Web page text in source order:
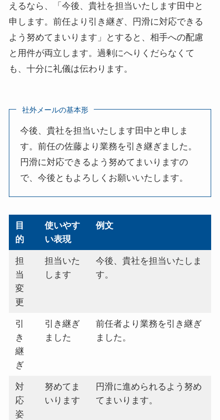
えるなら、「今後、貴社を担当いたします田中と
申します。前任より引き継ぎ、円滑に対応できる
よう努めてまいります」とすると、相手への配慮
と用件が両立します。過剰にへりくだらなくて
も、十分に礼儀は伝わります。
社外メールの基本形
今後、貴社を担当いたします田中と申しま
す。前任の佐藤より業務を引き継ぎました。
円滑に対応できるよう努めてまいりますの
で、今後ともよろしくお願いいたします。
目
的
使いやす
い表現
例文
担
当
変
更
担当いた
します
今後、貴社を担当いたしま
す。
引
き
継
ぎ
引き継ぎ
ました
前任者より業務を引き継ぎ
ました。
対
応
姿
努めてま
いります
円滑に進められるよう努め
てまいります。